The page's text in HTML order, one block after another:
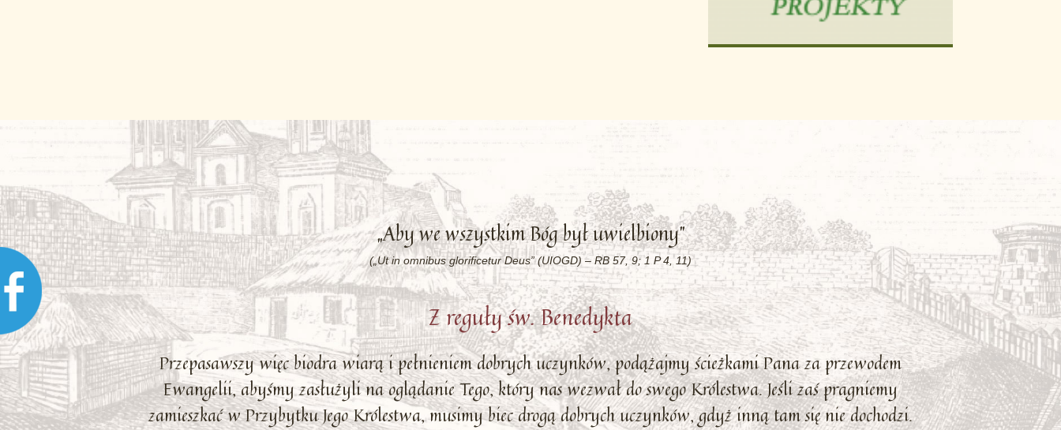
„Aby we wszystkim Bóg był uwielbiony”
(„Ut in omnibus glorificetur Deus” (UIOGD) – RB 57, 9; 1 P 4, 11)
Z reguły św. Benedykta
Przepasawszy więc biodra wiarą i pełnieniem dobrych uczynków, podążajmy ścieżkami Pana za przewodem
Ewangelii, abyśmy zasłużyli na oglądanie Tego, który nas wezwał do swego Królestwa. Jeśli zaś pragniemy
zamieszkać w Przybytku Jego Królestwa, musimy biec drogą dobrych uczynków, gdyż inną tam się nie dochodzi.